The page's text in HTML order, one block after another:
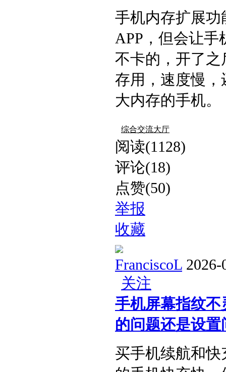
手机内存扩展
APP，但会让
不卡的，开了
存用，速度慢
大内存的手机。​
综合交流大厅
阅读(1128)
评论(18)
点赞(50)
举报
收藏
FranciscoL 2026-
关注
手机屏幕指纹
的问题还是设置
买手机续航和